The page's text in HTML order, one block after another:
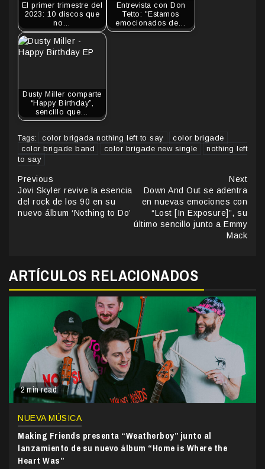
El primer trimestre del
2023: 10 discos que
no…
Entrevista con Don
Tetto: "Estamos
emocionados de…
Dusty Miller comparte
“Happy Birthday”,
sencillo que…
Tags: color brigada nothing left to say
color brigade
color brigade band
color brigade new single
nothing left
to say
Continue
Reading
Previous
Jovi Skyler revive la esencia
del rock de los 90 en su
nuevo álbum ‘Nothing to Do’
Next
Down And Out se adentra
en nuevas emociones con
“Lost [In Exposure]”, su
último sencillo junto a Emmy
Mack
ARTÍCULOS RELACIONADOS
2 min read
NUEVA MÚSICA
Making Friends presenta “Weatherboy” junto al
lanzamiento de su nuevo álbum “Home is Where the
Heart Was”